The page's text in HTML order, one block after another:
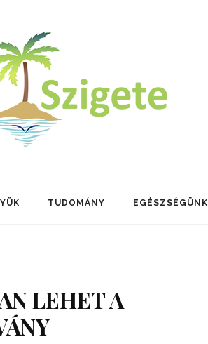
TUDOMÁNY EGÉSZSÉGÜNK
LEHET A